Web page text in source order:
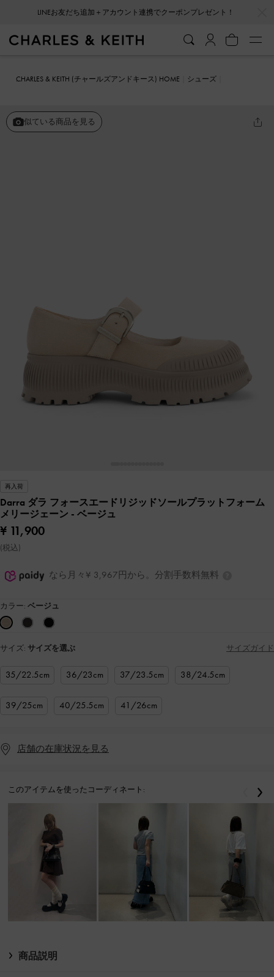
LINEお友だち追加＋アカウント連携でクーポンプレゼント！
CHARLES & KEITH (チャールズアンドキース) HOME
シューズ
似ている商品を見る
再入荷
Darra ダラ フォースエードリジッドソールプラットフォーム
メリージェーン - ベージュ
¥ 11,900
(税込)
なら月々¥ 3,967円から。分割手数料無料
カラー: ベージュ
サイズ: サイズを選ぶ サイズガイド
35/22.5cm 36/23cm 37/23.5cm 38/24.5cm
39/25cm 40/25.5cm 41/26cm
店舗の在庫状況を見る
このアイテムを使ったコーディネート: 戻る
商品説明